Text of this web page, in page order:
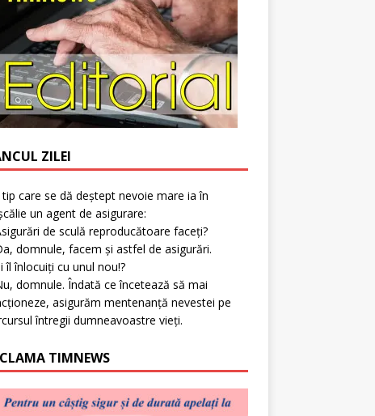
ZILEI
tip care se dă deștept nevoie mare ia în
un agent de asigurare:
de sculă reproducătoare faceți?
domnule, facem și astfel de asigurări.
îl înlocuiți cu unul nou!?
domnule. Îndată ce încetează să mai
asigurăm mentenanță nevestei pe
întregii dumneavoastre vieți.
TIMNEWS